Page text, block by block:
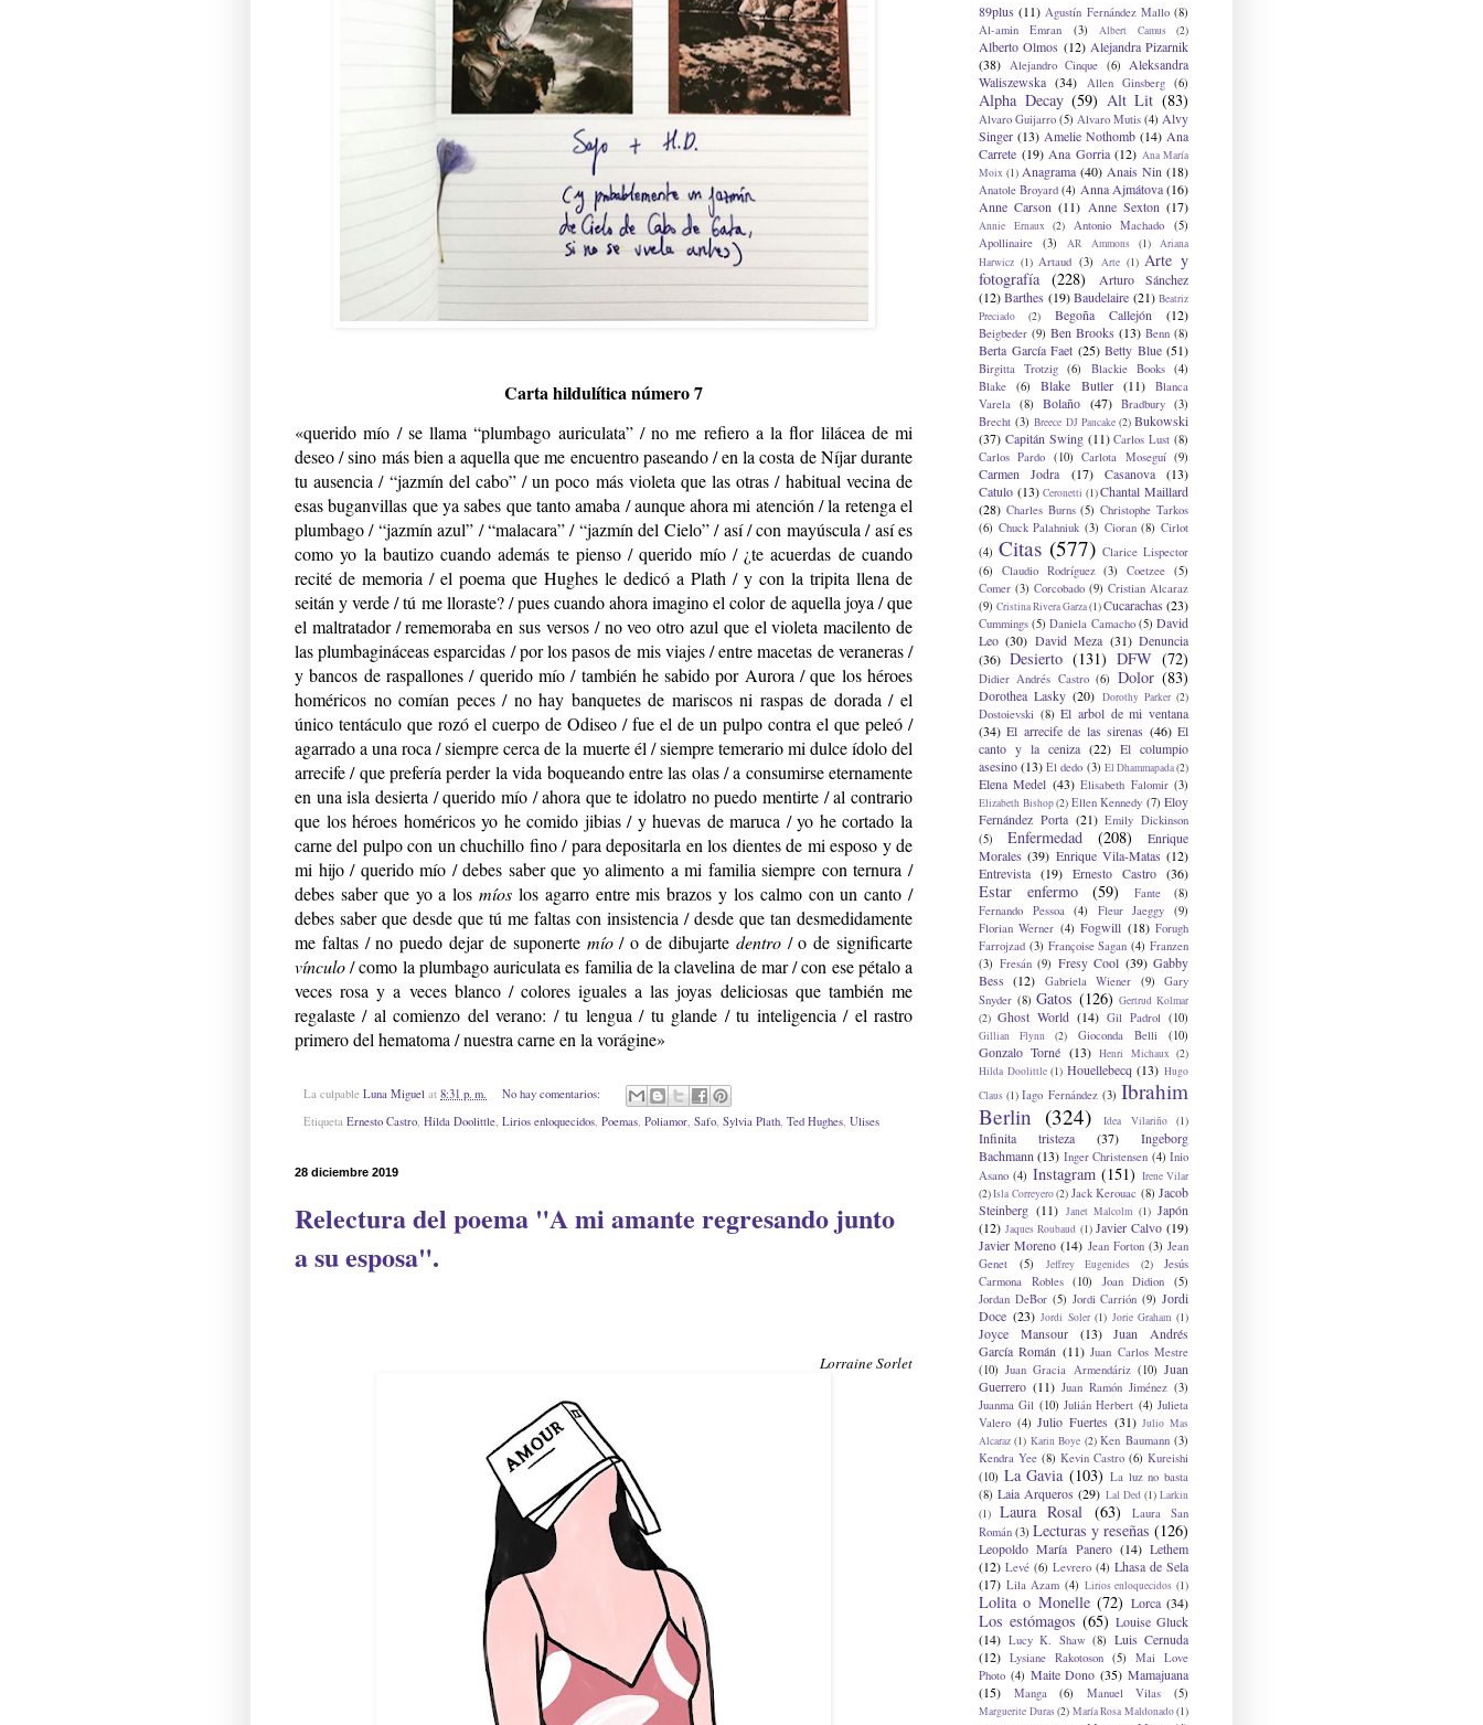
Carta hildulítica número 7
«querido mío / se llama “plumbago auriculata” / no me refiero a la flor lilácea de mi
deseo / sino más bien a aquella que me encuentro paseando / en la costa de Níjar durante
tu ausencia / “jazmín del cabo” / un poco más violeta que las otras / habitual vecina de
esas buganvillas que ya sabes que tanto amaba / aunque ahora mi atención / la retenga el
plumbago / “jazmín azul” / “malacara” / “jazmín del Cielo” / así / con mayúscula / así es
como yo la bautizo cuando además te pienso / querido mío / ¿te acuerdas de cuando
recité de memoria / el poema que Hughes le dedicó a Plath / y con la tripita llena de
seitán y verde / tú me lloraste? / pues cuando ahora imagino el color de aquella joya / que
el maltratador / rememoraba en sus versos / no veo otro azul que el violeta macilento de
las plumbagináceas esparcidas / por los pasos de mis viajes / entre macetas de veraneras /
y bancos de raspallones / querido mío / también he sabido por Aurora / que los héroes
homéricos no comían peces / no hay banquetes de mariscos ni raspas de dorada / el
único tentáculo que rozó el cuerpo de Odiseo / fue el de un pulpo contra el que peleó /
agarrado a una roca / siempre cerca de la muerte él / siempre temerario mi dulce ídolo del
arrecife / que prefería perder la vida boqueando entre las olas / a consumirse eternamente
en una isla desierta / querido mío / ahora que te idolatro no puedo mentirte / al contrario
que los héroes homéricos yo he comido jibias / y huevas de maruca / yo he cortado la
carne del pulpo con un chuchillo fino / para depositarla en los dientes de mi esposo y de
mi hijo / querido mío / debes saber que yo alimento a mi familia siempre con ternura /
debes saber que yo a los míos los agarro entre mis brazos y los calmo con un canto /
debes saber que desde que tú me faltas con insistencia / desde que tan desmedidamente
me faltas / no puedo dejar de suponerte mío/ o de dibujarte dentro/ o de significarte
vínculo/ como la plumbago auriculata es familia de la clavelina de mar / con ese pétalo a
veces rosa y a veces blanco / colores iguales a las joyas deliciosas que también me
regalaste / al comienzo del verano: / tu lengua / tu glande / tu inteligencia / el rastro
primero del hematoma / nuestra carne en la vorágine»
La culpable Luna Miguel at 8:31 p. m.
No hay comentarios:
Etiqueta Ernesto Castro, Hilda Doolittle, Lirios enloquecidos, Poemas, Poliamor, Safo, Sylvia Plath, Ted Hughes, Ulises
28 diciembre 2019
Relectura del poema "A mi amante regresando junto
a su esposa".
Lorraine Sorlet
89plus (11) Agustín Fernández Mallo (8)
Al-amin Emran
(3) Albert Camus (2)
Alberto Olmos (12) Alejandra Pizarnik
(38)
Alejandro Cinque (6)
Aleksandra
Waliszewska (34) Allen Ginsberg (6)
Alpha Decay (59) Alt Lit (83)
Alvaro Guijarro (5) Alvaro Mutis (4) Alvy
Singer (13) Amelie Nothomb (14) Ana
Carrete (19) Ana Gorria (12) Ana María
Moix (1) Anagrama (40) Anais Nin (18)
Anatole Broyard (4) Anna Ajmátova (16)
Anne Carson (11) Anne Sexton (17)
Annie Ernaux (2) Antonio Machado
(5)
Apollinaire
(3) AR Ammons (1)
Ariana
Harwicz (1) Artaud (3) Arte (1) Arte y
fotografía (228)
Arturo Sánchez
(12) Barthes (19) Baudelaire (21) Beatriz
Preciado
(2) Begoña Callejón (12)
Beigbeder (9) Ben Brooks (13) Benn (8)
Berta García Faet (25) Betty Blue (51)
Birgitta Trotzig (6) Blackie Books (4)
Blake
(6) Blake Butler (11)
Blanca
Varela
(8) Bolaño (47) Bradbury (3)
Brecht (3) Breece DJ Pancake (2) Bukowski
(37) Capitán Swing (11) Carlos Lust (8)
Carlos Pardo (10) Carlota Moseguí (9)
Carmen Jodra (17) Casanova
(13)
Catulo (13) Ceronetti (1) Chantal Maillard
(28) Charles Burns (5) Christophe Tarkos
(6) Chuck Palahniuk (3) Cioran (8) Cirlot
(4) Citas (577) Clarice Lispector
(6)
Claudio Rodríguez (3) Coetzee (5)
Comer (3) Corcobado (9) Cristian Alcaraz
(9) Cristina Rivera Garza(1)Cucarachas (23)
Cummings (5) Daniela Camacho (5) David
Leo (30) David Meza (31) Denuncia
(36) Desierto (131) DFW (72)
Didier Andrés Castro (6) Dolor (83)
Dorothea Lasky (20) Dorothy Parker (2)
Dostoievski (8) El arbol de mi ventana
(34) El arrecife de las sirenas (46) El
canto y la ceniza (22) El columpio
asesino(13) El dedo (3) El Dhammapada(2)
Elena Medel (43) Elisabeth Falomir (3)
Elizabeth Bishop(2) Ellen Kennedy (7) Eloy
Fernández Porta (21) Emily Dickinson
(5)
Enfermedad (208)
Enrique
Morales (39) Enrique Vila-Matas (12)
Entrevista (19) Ernesto Castro (36)
Estar enfermo (59) Fante
(8)
Fernando Pessoa
(4) Fleur Jaeggy
(9)
Florian Werner (4) Fogwill (18) Forugh
Farrojzad (3) Françoise Sagan (4) Franzen
(3) Fresán (9) Fresy Cool (39) Gabby
Bess (12) Gabriela Wiener (9)
Gary
Snyder (8) Gatos (126) Gertrud Kolmar
(2) Ghost World (14) Gil Padrol (10)
Gillian Flynn (2) Gioconda Belli (10)
Gonzalo Torné (13) Henri Michaux (2)
Hilda Doolittle (1) Houellebecq (13) Hugo
Claus (1) Iago Fernández (3) Ibrahim
Berlin (324) Idea Vilariño (1)
Infinita tristeza (37)
Ingeborg
Bachmann (13) Inger Christensen (4) Inio
Asano (4) Instagram (151) Irene Vilar
(2)Isla Correyero(2) Jack Kerouac (8) Jacob
Steinberg (11) Janet Malcolm (1) Japón
(12) Jaques Roubaud (1) Javier Calvo (19)
Javier Moreno (14) Jean Forton (3) Jean
Genet
(5) Jeffrey Eugenides (2)
Jesús
Carmona Robles
(10) Joan Didion
(5)
Jordan DeBor (5) Jordi Carrión (9) Jordi
Doce (23) Jordi Soler (1) Jorie Graham (1)
Joyce Mansour (13)
Juan Andrés
García Román (11) Juan Carlos Mestre
(10) Juan Gracia Armendáriz (10) Juan
Guerrero (11) Juan Ramón Jiménez (3)
Juanma Gil (10) Julián Herbert (4) Julieta
Valero (4) Julio Fuertes (31) Julio Mas
Alcaraz (1) Karin Boye (2) Ken Baumann (3)
Kendra Yee (8) Kevin Castro (6) Kureishi
(10) La Gavia (103) La luz no basta
(8) Laia Arqueros (29) Lal Ded (1) Larkin
(1)
Laura Rosal (63)
Laura San
Román (3) Lecturas y reseñas (126)
Leopoldo María Panero (14) Lethem
(12) Levé (6) Levrero (4) Lhasa de Sela
(17) Lila Azam (4) Lirios enloquecidos (1)
Lolita o Monelle (72) Lorca (34)
Los estómagos (65) Louise Gluck
(14) Lucy K. Shaw (8) Luis Cernuda
(12) Lysiane Rakotoson (5)
Mai Love
Photo (4) Maite Dono (35) Mamajuana
(15)
Manga (6) Manuel Vilas (5)
Marguerite Duras(2) María Rosa Maldonado(1)